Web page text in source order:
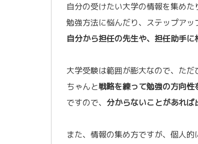
自分の受けたい大学の情報を集めた
勉強方法に悩んだり、ステップアッ
自分から担任の先生や、担任助手に
大学受験は範囲が膨大なので、ただ
ちゃんと戦略を練って勉強の方向
ですので、 分からないことがあれ
また、情報の集め方ですが、個人的